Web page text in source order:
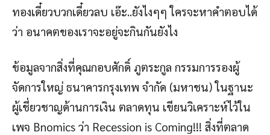
ทองเดี๋ยวบวกเดี๋ยวลบ เอ๊ะ..ยังไงๆๆ ใครจะหาคำตอบได้
ว่า อนาคตของเราจะอยู่จะกินกันยังไง
ข้อมูลจากสิ่งที่คุณกอบศักดิ์ ภูตระกูล กรรมการรองผู้
จัดการใหญ่ ธนาคารกรุงเทพ จำกัด (มหาชน) ในฐานะ
ผู้เชี่ยวชาญด้านการเงิน ตลาดทุน เขียนวิเคราะห์ไว้ใน
เพจ Bnomics ว่า Recession is Coming!!! สิ่งที่ตลาด